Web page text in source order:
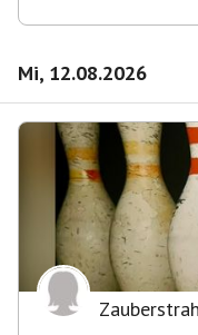
Mi, 12.08.2026